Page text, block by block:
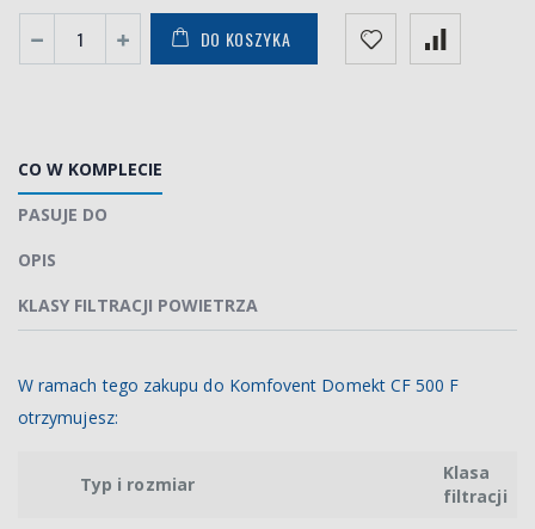
DO KOSZYKA
CO W KOMPLECIE
PASUJE DO
OPIS
KLASY FILTRACJI POWIETRZA
W ramach tego zakupu do Komfovent Domekt CF 500 F
otrzymujesz:
Typ i rozmiar
Klasa
filtracji